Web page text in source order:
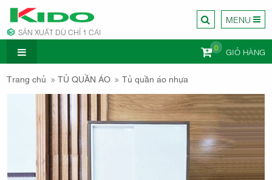
SẢN XUẤT DÙ CHỈ 1 CÁI
MENU
GIỎ HÀNG
0
CÔNG TY
Trang chủ TỦ QUẦN ÁO Tủ quần áo nhựa